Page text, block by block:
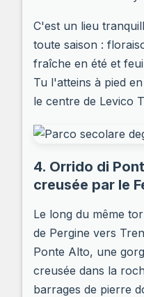
C'est un lieu
toute saison :
fraîche en été et
Tu l'atteins à pied
le centre de Levico
4. Orrido di
creusée par le
Le long du même
de Pergine vers
Ponte Alto, une
creusée dans la
barrages de pierre